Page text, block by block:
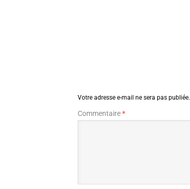
Votre adresse e-mail ne sera pas publiée.
Commentaire*